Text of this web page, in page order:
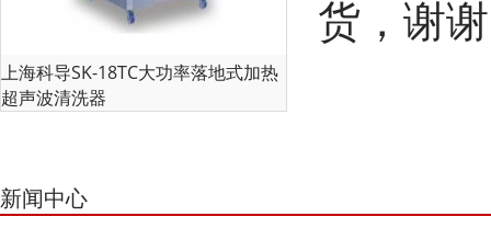
上海科导SK-18TC大功率落地式加热
超声波清洗器
货，谢
新闻中心